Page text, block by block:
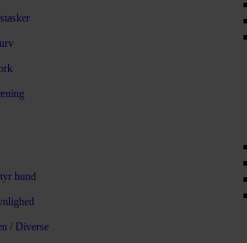
hund
/ Diverse